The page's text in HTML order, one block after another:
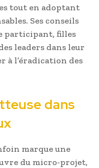
tout en adoptant
Ses conseils
participant, filles
leaders dans leur
à l’éradication des
dans
marque une
du micro-projet,